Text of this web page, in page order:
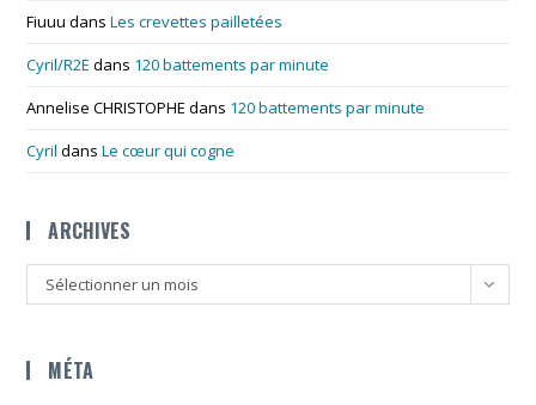
Fiuuu dansLes crevettes pailletées
Cyril/R2E dans 120 battements par minute
Annelise CHRISTOPHE dans 120 battements par minute
Cyril dansLe cœur qui cogne
ARCHIVES
Archives
Sélectionner un mois
MÉTA